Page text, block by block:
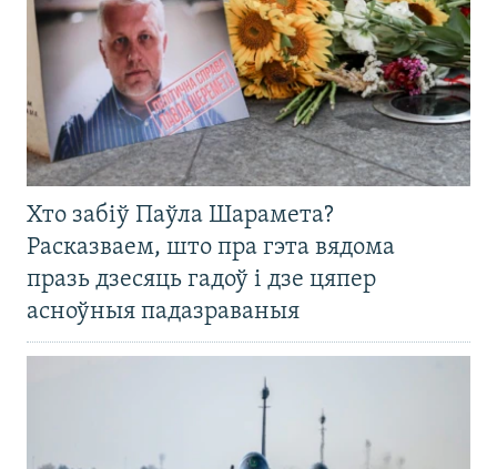
Хто забіў Паўла Шарамета?
Расказваем, што пра гэта вядома
празь дзесяць гадоў і дзе цяпер
асноўныя падазраваныя